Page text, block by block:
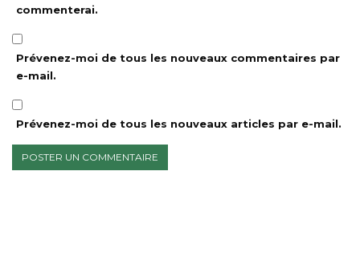
commenterai.
Prévenez-moi de tous les nouveaux commentaires par
e-mail.
Prévenez-moi de tous les nouveaux articles par e-mail.